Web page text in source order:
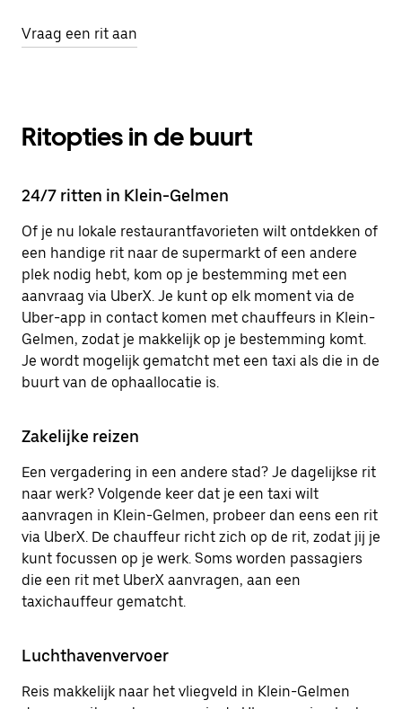
Vraag een rit aan
Ritopties in de buurt
24/7 ritten in Klein-Gelmen
Of je nu lokale restaurantfavorieten wilt ontdekken of
een handige rit naar de supermarkt of een andere
plek nodig hebt, kom op je bestemming met een
aanvraag via UberX. Je kunt op elk moment via de
Uber-app in contact komen met chauffeurs in Klein-
Gelmen, zodat je makkelijk op je bestemming komt.
Je wordt mogelijk gematcht met een taxi als die in de
buurt van de ophaallocatie is.
Zakelijke reizen
Een vergadering in een andere stad? Je dagelijkse rit
naar werk? Volgende keer dat je een taxi wilt
aanvragen in Klein-Gelmen, probeer dan eens een rit
via UberX. De chauffeur richt zich op de rit, zodat jij je
kunt focussen op je werk. Soms worden passagiers
die een rit met UberX aanvragen, aan een
taxichauffeur gematcht.
Luchthavenvervoer
Reis makkelijk naar het vliegveld in Klein-Gelmen